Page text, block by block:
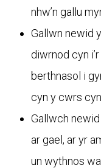
nhw’n gallu
Gallwn newid
diwrnod cyn
berthnasol i
cyn y cwrs
Gallwch
ar gael, ar yr
un wythnos